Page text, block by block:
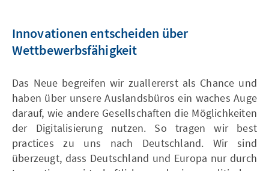
Innovationen entscheiden über
Wettbewerbsfähigkeit
Das Neue begreifen wir zuallererst als Chance und
haben über unsere Auslandsbüros ein waches Auge
darauf, wie andere Gesellschaften die Möglichkeiten
der Digitalisierung nutzen. So tragen wir best
practices zu uns nach Deutschland. Wir sind
überzeugt, dass Deutschland und Europa nur durch